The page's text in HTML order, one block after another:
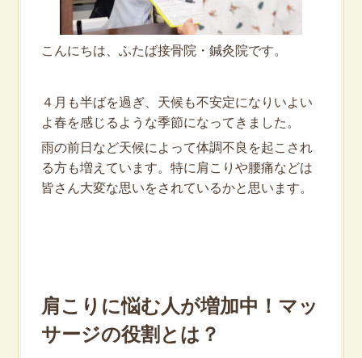
こんにちは、ふたば接骨院・鍼灸院です。
４月も半ばを過ぎ、天候も不安定になりいよい
よ春を感じるような季節になってきました。
雨の前日など天候によって体調不良を起こされ
る方も増えています。特に肩こりや腰痛などは
皆さん大変な思いをされているかと思います。
肩こりに悩む人が増加中！マッ
サージの役割とは？